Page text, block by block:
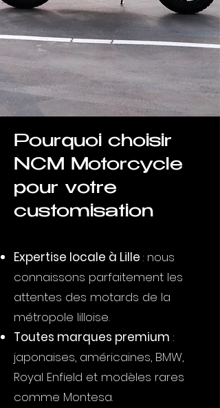
Pourquoi choisir
NCM Motorcycle
pour votre
customisation
Expertise locale à Lille : nous
connaissons parfaitement les
attentes des motards de la
métropole lilloise.
Toutes marques premium :
japonaises, américaines, BMW,
Royal Enfield et modèles rares
comme Montesa.